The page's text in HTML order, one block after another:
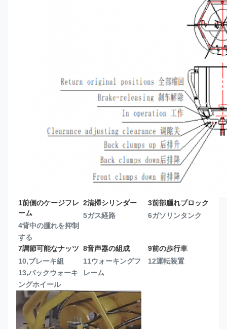
1前側のケージフレ
ーム
4背中の腫れを抑制
する
2清掃シリンダー
5ガス経路
3前部腫れブロック
6ガソリンタンク
7調節可能なナッツ
10,ブレーキ組
13,バックウォーキ
ングホイール
8音声器の組成
11ウォーキングフ
レーム
9前の歩行車
12運転装置